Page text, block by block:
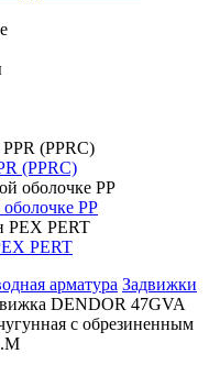
(PPRC)
PP
PERT
арматура Задвижки
DENDOR 47GVA
с обрезиненным